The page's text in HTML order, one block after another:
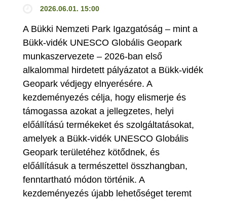
2026.06.01. 15:00
A Bükki Nemzeti Park Igazgatóság – mint a
Bükk-vidék UNESCO Globális Geopark
munkaszervezete – 2026-ban első
alkalommal hirdetett pályázatot a Bükk-vidék
Geopark védjegy elnyerésére. A
kezdeményezés célja, hogy elismerje és
támogassa azokat a jellegzetes, helyi
előállítású termékeket és szolgáltatásokat,
amelyek a Bükk-vidék UNESCO Globális
Geopark területéhez kötődnek, és
előállításuk a természettel összhangban,
fenntartható módon történik. A
kezdeményezés újabb lehetőséget teremt